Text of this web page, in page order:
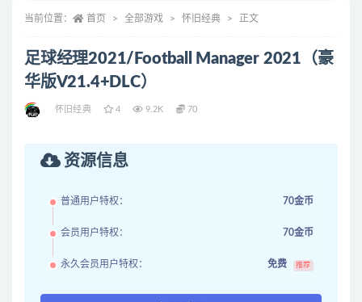
当前位置： 首页 全部游戏 怀旧经典 正文
足球经理2021/Football Manager 2021（豪
华版V21.4+DLC）
怀旧经典 4 9.2K 70
资源信息
普通用户特权： 70金币
会员用户特权： 70金币
永久会员用户特权： 免费 推荐